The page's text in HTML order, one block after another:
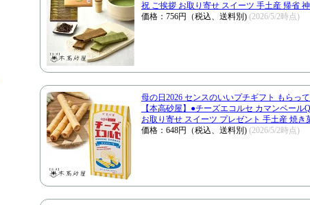
祝 ご挨拶 お取り寄せ スイーツ 手土産 帰省
価格：756円（税込、送料別) (2026/5/2時点)
母の日2026 センスのいいプチギフト もらっ
【本高砂屋】●チーズエコルセ カマンベール
お取り寄せ スイーツ プレゼント 手土産 焼き
価格：648円（税込、送料別) (2026/5/2時点)